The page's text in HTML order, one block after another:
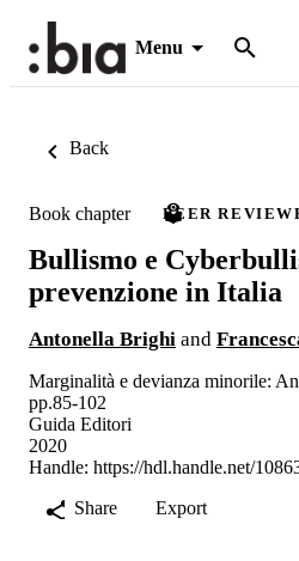
Menu
Back
Book chapter PEER
Bullismo e
prevenzione in Italia
Antonella Brighi and
Marginalità e devianza minorile:
pp.85-102
Guida Editori
2020
Handle: https://hdl.handle.net/
Share
Export